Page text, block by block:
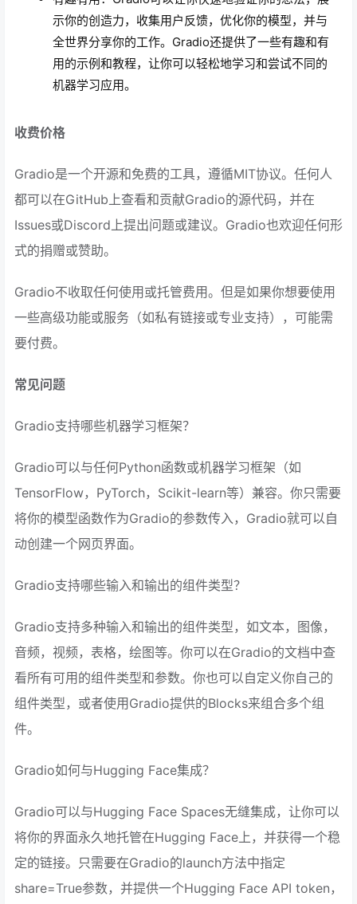
示你的创造力，收集用户反馈，优化你的模型，并与
全世界分享你的工作。Gradio还提供了一些有趣和有
用的示例和教程，让你可以轻松地学习和尝试不同的
机器学习应用。
收费价格
Gradio是一个开源和免费的工具，遵循MIT协议。任何人
都可以在GitHub上查看和贡献Gradio的源代码，并在
Issues或Discord上提出问题或建议。Gradio也欢迎任何形
式的捐赠或赞助。
Gradio不收取任何使用或托管费用。但是如果你想要使用
一些高级功能或服务（如私有链接或专业支持），可能需
要付费。
常见问题
Gradio支持哪些机器学习框架？
Gradio可以与任何Python函数或机器学习框架（如
TensorFlow，PyTorch，Scikit-learn等）兼容。你只需要
将你的模型函数作为Gradio的参数传入，Gradio就可以自
动创建一个网页界面。
Gradio支持哪些输入和输出的组件类型？
Gradio支持多种输入和输出的组件类型，如文本，图像，
音频，视频，表格，绘图等。你可以在Gradio的文档中查
看所有可用的组件类型和参数。你也可以自定义你自己的
组件类型，或者使用Gradio提供的Blocks来组合多个组
件。
Gradio如何与Hugging Face集成？
Gradio可以与Hugging Face Spaces无缝集成，让你可以
将你的界面永久地托管在Hugging Face上，并获得一个稳
定的链接。只需要在Gradio的launch方法中指定
share=True参数，并提供一个Hugging Face API token，